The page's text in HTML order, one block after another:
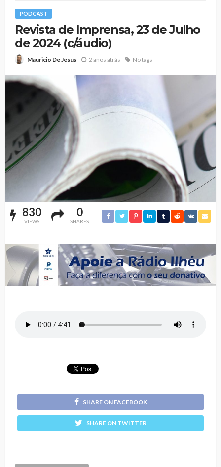
PODCAST
Revista de Imprensa, 23 de Julho
de 2024 (c/áudio)
Mauricio De Jesus 2 anos atrás No tags
830
VIEWS
0
SHARES
SHARE ON FACEBOOK
SHARE ON TWITTER